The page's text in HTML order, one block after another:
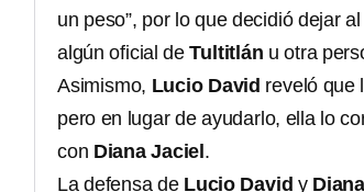
un peso”, por lo que decidió dejar al
algún oficial deTultitlán u otra
Asimismo, Lucio David reveló que
pero en lugar de ayudarlo, ella lo
con Diana Jaciel .
La defensa de Lucio David y